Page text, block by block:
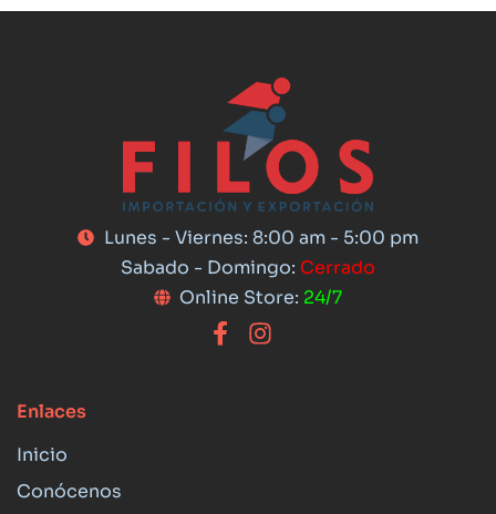
Lunes - Viernes: 8:00 am - 5:00 pm
Sabado - Domingo: Cerrado
Online Store: 24/7
Enlaces
Inicio
Conócenos